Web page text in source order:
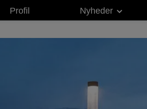
Profil Nyheder